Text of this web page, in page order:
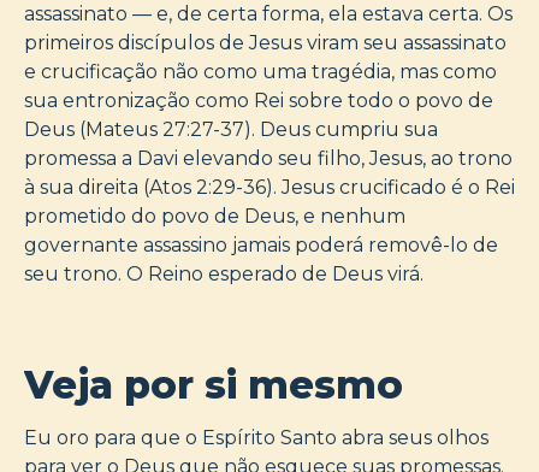
assassinato — e, de certa forma, ela estava certa. Os
primeiros discípulos de Jesus viram seu assassinato
e crucificação não como uma tragédia, mas como
sua entronização como Rei sobre todo o povo de
Deus (Mateus 27:27-37). Deus cumpriu sua
promessa a Davi elevando seu filho, Jesus, ao trono
à sua direita (Atos 2:29-36). Jesus crucificado é o Rei
prometido do povo de Deus, e nenhum
governante assassino jamais poderá removê-lo de
seu trono. O Reino esperado de Deus virá.
Veja por si mesmo
Eu oro para que o Espírito Santo abra seus olhos
para ver o Deus que não esquece suas promessas.